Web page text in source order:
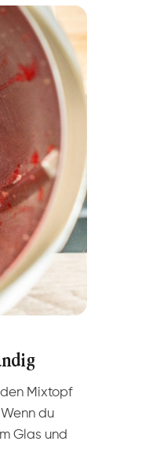
den Mixtopf
du
Glas und